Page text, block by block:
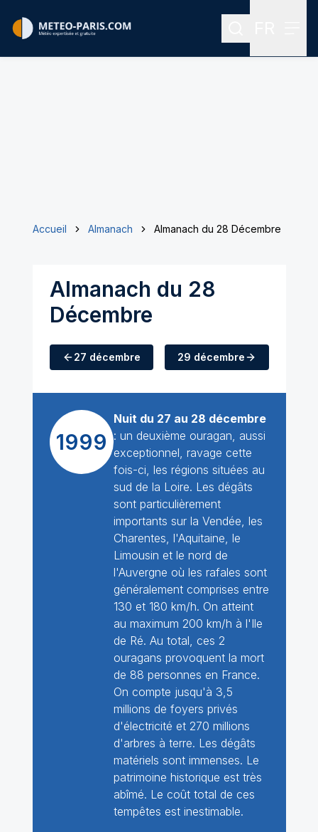
Rechercher
Accueil Almanach Almanach du 28 Décembre
Almanach du 28
Décembre
27 décembre 29 décembre
1999
Nuit du 27 au 28 décembre
: un deuxième ouragan, aussi
exceptionnel, ravage cette
fois-ci, les régions situées au
sud de la Loire. Les dégâts
sont particulièrement
importants sur la Vendée, les
Charentes, l'Aquitaine, le
Limousin et le nord de
l'Auvergne où les rafales sont
généralement comprises entre
130 et 180 km/h. On atteint
au maximum 200 km/h à l'Ile
de Ré. Au total, ces 2
ouragans provoquent la mort
de 88 personnes en France.
On compte jusqu'à 3,5
millions de foyers privés
d'électricité et 270 millions
d'arbres à terre. Les dégâts
matériels sont immenses. Le
patrimoine historique est très
abîmé. Le coût total de ces
tempêtes est inestimable.